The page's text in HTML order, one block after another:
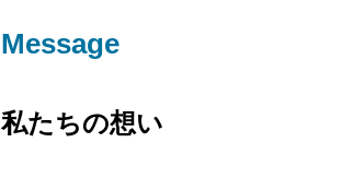
Message
私たちの想い